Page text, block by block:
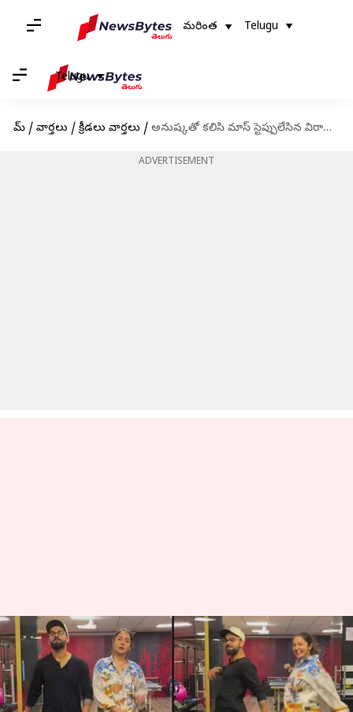
మరింత Telugu
Telugu
హోమ్ / వార్తలు / క్రీడలు వార్తలు / అనుష్కతో కలిసి మాస్ స్టెప్పులేసిన విరాట్ కోహ్లీ
ADVERTISEMENT
అనుష్కతో కలిసి మాస్ స్టెప్పులేసిన
విరాట్ కోహ్లీ
వ్రాసిన వారు Jayachandra Akuri Apr 24, 2023 05:20 pm